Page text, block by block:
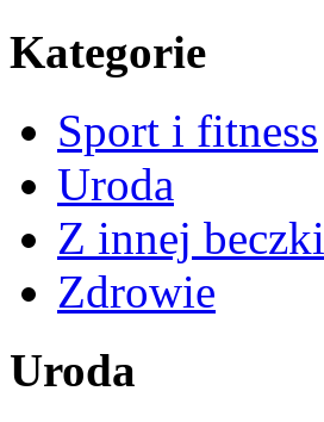
Kategorie
Sport i fitness
Uroda
Z innej beczki
Zdrowie
Uroda